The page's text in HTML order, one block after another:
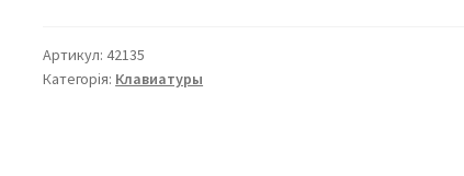
Артикул:42135
Категорія: Клавиатуры